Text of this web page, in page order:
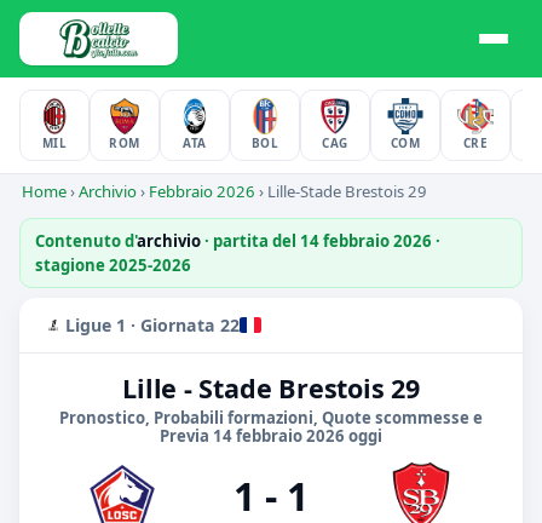
MIL ROM ATA BOL CAG COM CRE
Home›Archivio› Febbraio 2026 › Lille-Stade Brestois 29
Contenuto d'archivio· partita del 14 febbraio 2026 ·
stagione 2025-2026
Ligue 1 · Giornata 22
Lille - Stade Brestois 29
Pronostico, Probabili formazioni, Quote scommesse e
Previa 14 febbraio 2026 oggi
1 - 1